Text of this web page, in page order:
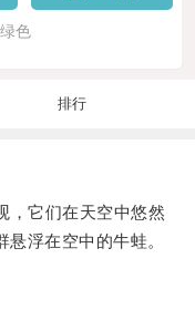
色
排行
它们在天空中悠然
浮在空中的牛蛙。